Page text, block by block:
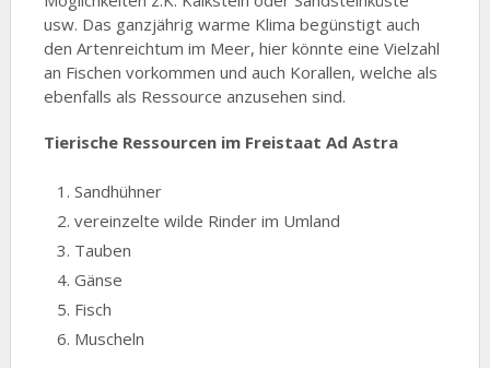
usw. Das ganzjährig warme Klima begünstigt auch
den Artenreichtum im Meer, hier könnte eine Vielzahl
an Fischen vorkommen und auch Korallen, welche als
ebenfalls als Ressource anzusehen sind.
Tierische Ressourcen im Freistaat Ad Astra
Sandhühner
vereinzelte wilde Rinder im Umland
Tauben
Gänse
Fisch
Muscheln